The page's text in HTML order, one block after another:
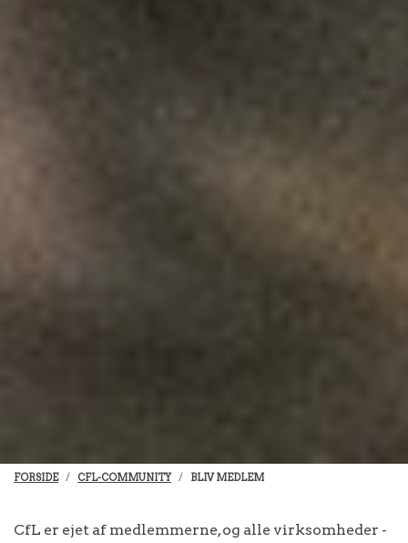
FORSIDE CFL-COMMUNITY BLIV MEDLEM
CfL er ejet af medlemmerne, og alle virksomheder -